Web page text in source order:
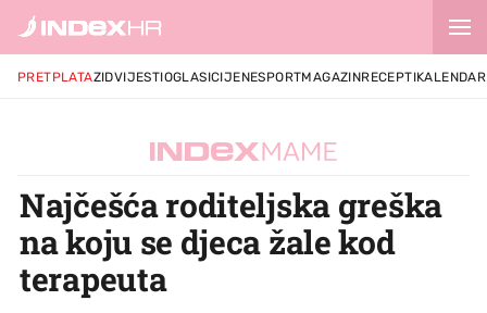
PRETPLATAZIDVIJESTIOGLASICIJENESPORTMAGAZINRECEPTIKALENDAR
Najčešća roditeljska greška
na koju se djeca žale kod
terapeuta